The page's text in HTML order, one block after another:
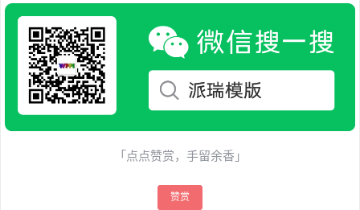
「点点赞赏，手留余香」
赞赏